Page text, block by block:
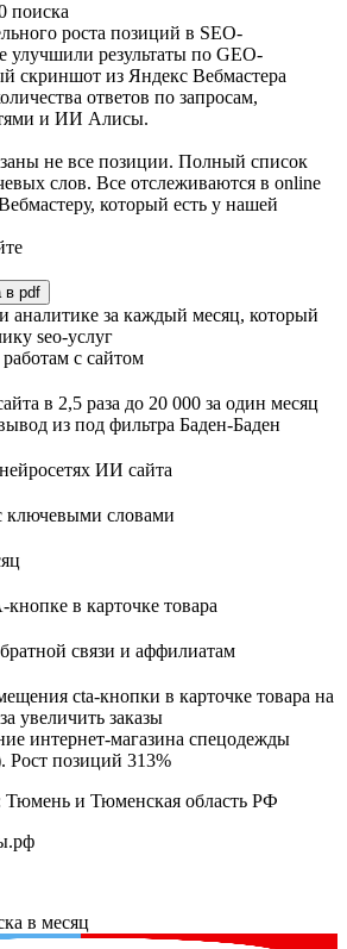
поиска
роста позиций в SEO-
улучшили результаты по GEO-
скриншот из Яндекс Вебмастера
ответов по запросам,
и ИИ Алисы.
не все позиции. Полный список
слов. Все отслеживаются в online
который есть у нашей
в pdf
аналитике за каждый месяц, который
seo-услуг
с сайтом
в 2,5 раза до 20 000 за один месяц
из под фильтра Баден-Баден
ИИ сайта
ключевыми словами
в карточке товара
связи и аффилиатам
cta-кнопки в карточке товара на
увеличить заказы
интернет-магазина спецодежды
позиций 313%
Тюмень и Тюменская область РФ
в месяц